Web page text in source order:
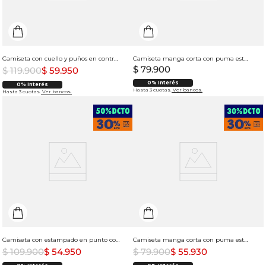
Camiseta con cuello y puños en contraste para hombre
$ 119.900$ 59.950
0% Interés
Hasta 3 cuotas. Ver bancos.
Camiseta manga corta con puma estampado para hombre
$ 79.900
0% Interés
Hasta 3 cuotas. Ver bancos.
Camiseta con estampado en punto corazón para hombre
$ 109.900$ 54.950
Camiseta manga corta con puma estampado para hombre
$ 79.900$ 55.930